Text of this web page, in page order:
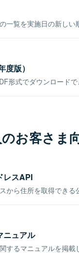
一覧を実施日の新しい
版）
形式でダウンロードで
お客さま
レスAPI
から住所を取得できる
ニュアル
するマニュアルを掲載